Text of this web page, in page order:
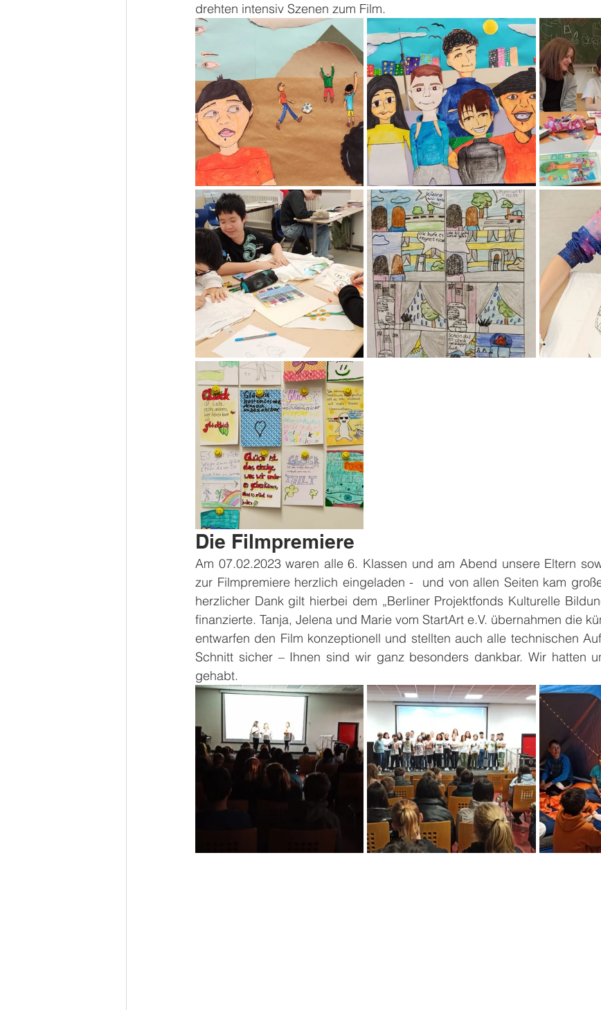
drehten intensiv Szenen zum Film.
Die Filmpremiere
Am 07.02.2023 waren alle 6. Klassen und am Abend unsere Eltern
zur Filmpremiere herzlich eingeladen -  und von allen Seiten kam
herzlicher Dank gilt hierbei dem „Berliner Projektfonds Kulturelle
finanzierte. Tanja, Jelena und Marie vom StartArt e.V. übernahmen die
entwarfen den Film konzeptionell und stellten auch alle technischen
Schnitt sicher – Ihnen sind wir ganz besonders dankbar. Wir hatten
gehabt.